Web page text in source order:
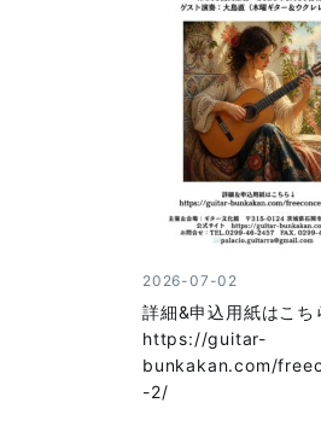
2026-07-02
詳細&申込用紙はこち
https://guitar-
bunkakan.com/
-2/